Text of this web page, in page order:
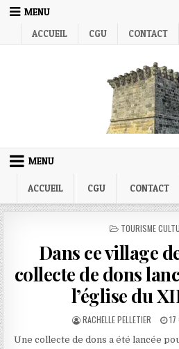
Skip
content
MENU
ACCUEIL
CGU CONTACT
MENU
ACCUEIL CGU CONTACT
POSTED
TOURISME
Dans ce village
collecte de dons
l’église du
AUTHOR:
RACHELLE PELLETIER
Une collecte de dons a été lancée